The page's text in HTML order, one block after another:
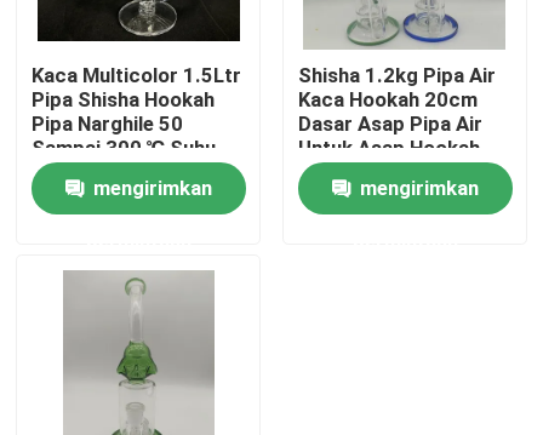
Kontrol kualitas
Hubungi kami
Berita
Quote request suatu
Kaca Bong Banger
Gelas Air Bong
Kaca Multicolor 1.5Ltr
Pipa Shisha Hookah
Pipa Narghile 50
Sampai 300 ℃ Suhu
mengirimkan
Shisha 1.2kg Pipa Air
Kaca Hookah 20cm
Dasar Asap Pipa Air
Untuk Asap Hookah
mengirimkan